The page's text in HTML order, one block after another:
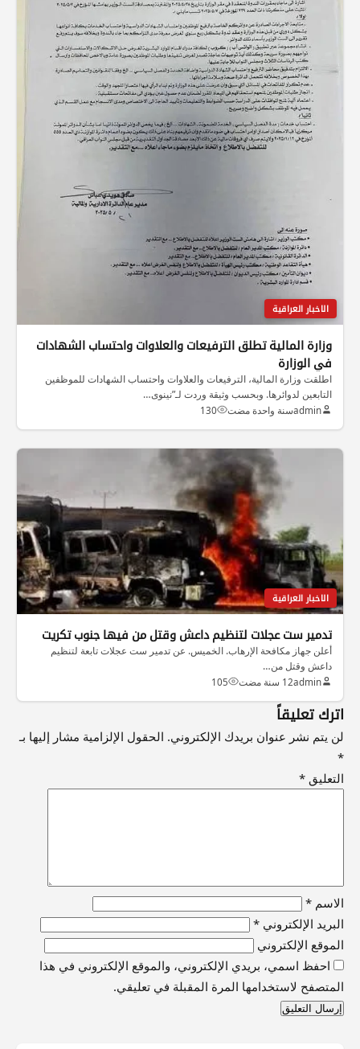
الاخبار العراقية
وزارة المالية تطلق الترفيعات والعلاوات واحتساب الشهادات
في الوزارة
اطلقت وزارة المالية، الترفيعات والعلاوات واحتساب الشهادات للموظفين
التابعين لدوائرها. وبحسب وثيقة وردت لـ”نينوى…
adminسنة واحدة مضت 130
الاخبار العراقية
تدمير ست عجلات لتنظيم داعش وقتل من فيها جنوب تكريت
أعلن جهاز مكافحة الإرهاب. الخميس. عن تدمير ست عجلات تابعة لتنظيم
داعش وقتل من…
admin12 سنة مضت 105
اترك تعليقاً
لن يتم نشر عنوان بريدك الإلكتروني. الحقول الإلزامية مشار إليها بـ
*
التعليق *
الاسم *
البريد الإلكتروني *
الموقع الإلكتروني
احفظ اسمي، بريدي الإلكتروني، والموقع الإلكتروني في هذا
المتصفح لاستخدامها المرة المقبلة في تعليقي.